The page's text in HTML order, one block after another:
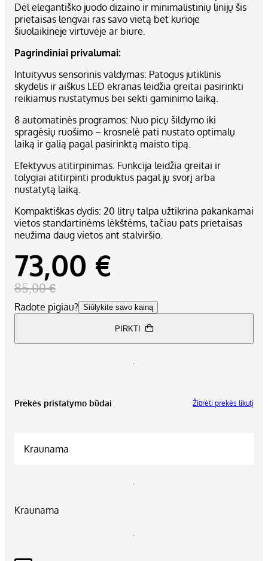
Dėl elegantiško juodo dizaino ir minimalistinių linijų šis
prietaisas lengvai ras savo vietą bet kurioje
šiuolaikinėje virtuvėje ar biure.
Pagrindiniai privalumai:
Intuityvus sensorinis valdymas: Patogus jutiklinis
skydelis ir aiškus LED ekranas leidžia greitai pasirinkti
reikiamus nustatymus bei sekti gaminimo laiką.
8 automatinės programos: Nuo picų šildymo iki
spragėsių ruošimo – krosnelė pati nustato optimalų
laiką ir galią pagal pasirinktą maisto tipą.
Efektyvus atitirpinimas: Funkcija leidžia greitai ir
tolygiai atitirpinti produktus pagal jų svorį arba
nustatytą laiką.
Kompaktiškas dydis: 20 litrų talpa užtikrina pakankamai
vietos standartinėms lėkštėms, tačiau pats prietaisas
neužima daug vietos ant stalviršio.
73,00 €
85,00 €
Radote pigiau? Siūlykite savo kainą
PIRKTI
Prekės pristatymo būdai Žiūrėti prekės likutį
Kraunama
Kraunama